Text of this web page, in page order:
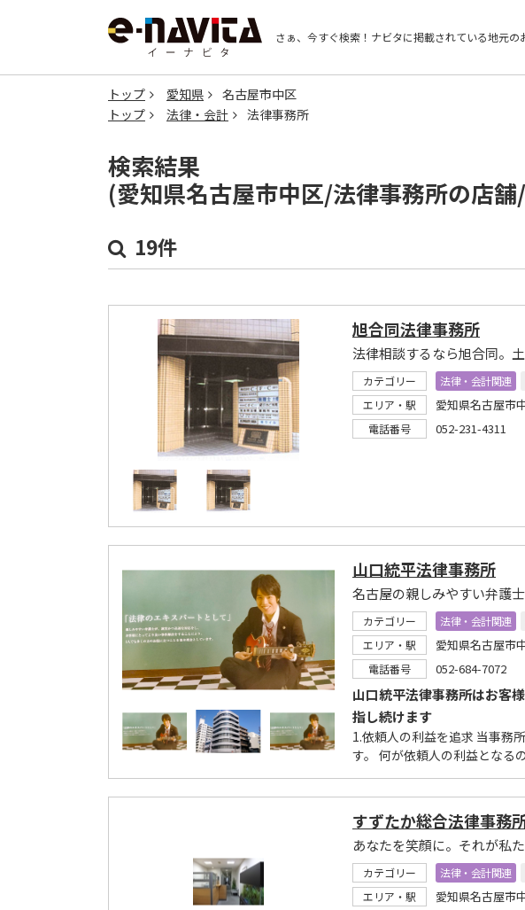
さぁ、今すぐ検索！ ナビタに掲載されている地元の
トップ 愛知県
名古屋市中区
トップ
法律・会計 法律事務所
検索結果
(愛知県名古屋市中区/法律事務所の店舗/
19件
旭合同法律事務所
法律相談するなら旭合同。
カテゴリー 法律・会計関連
エリア・駅
愛知県名古屋市
電話番号 052-231-4311
山口統平法律事務所
カテゴリー 法律・会計関連
エリア・駅
愛知県名古屋市
電話番号 052-684-7072
山口統平法律事務所はお客
指し続けます
1.依頼人の利益を追求 当事務
す。 何が依頼人の利益となる
すずたか総合法律事務
あなたを笑顔に。それが私
カテゴリー 法律・会計関連
エリア・駅
愛知県名古屋市